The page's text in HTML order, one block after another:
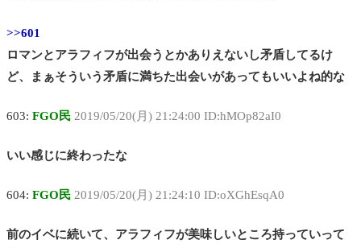
>>601
ロマンとアラフィフが出会うとかありえないし矛盾してるけ
ど、まぁそういう矛盾に満ちた出会いがあってもいいよね的な
603: FGO民 2019/05/20(月) 21:24:00 ID:hMOp82aI0
いい感じに終わったな
604: FGO民 2019/05/20(月) 21:24:10 ID:oXGhEsqA0
前のイベに続いて、アラフィフが美味しいところ持っていって